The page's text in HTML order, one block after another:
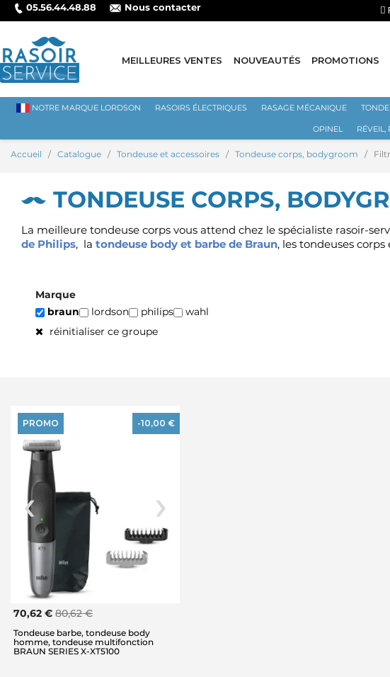
05.56.44.48.88 Nous contacter
MEILLEURES VENTES NOUVEAUTÉS PROMOTIONS
NOTRE MARQUE LORDSON RASOIRS ÉLECTRIQUES RASAGE MÉCANIQUE
OPINEL RÉVEIL,
Accueil Catalogue Tondeuse et accessoires Tondeuse corps, bodygroom
TONDEUSE CORPS,
La meilleure tondeuse corps vous attend chez le spécialiste rasoir-
de Philips, la tondeuse body et barbe de Braun, les tondeuses
Marque
braun
lordson philips
wahl
réinitialiser ce groupe
PROMO -10,00 €
70,62 € 80,62 €
Tondeuse barbe, tondeuse body
homme, tondeuse multifonction
BRAUN SERIES X-XT5100